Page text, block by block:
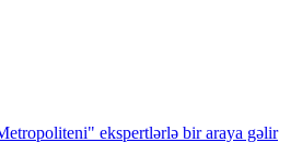
ekspertlərlə bir araya gəlir